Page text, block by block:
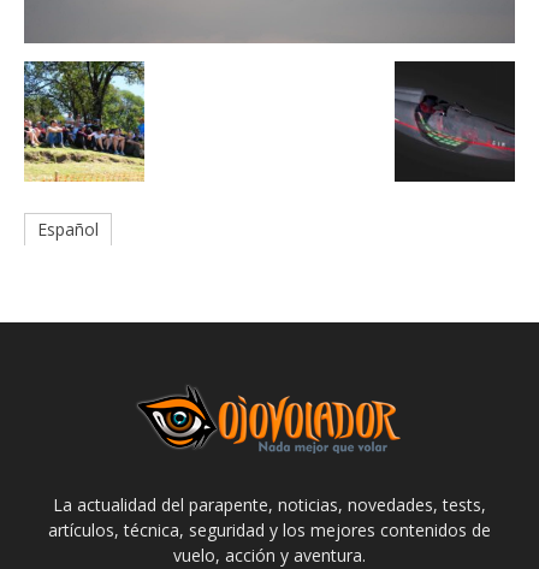
Español
La actualidad del parapente, noticias, novedades, tests,
artículos, técnica, seguridad y los mejores contenidos de
vuelo, acción y aventura.